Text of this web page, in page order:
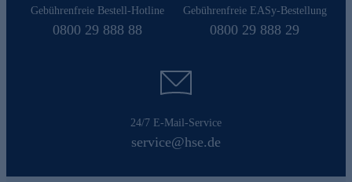
Gebührenfreie Bestell-Hotline
0800 29 888 88
Gebührenfreie EASy-Bestellung
0800 29 888 29
24/7 E-Mail-Service
service@hse.de